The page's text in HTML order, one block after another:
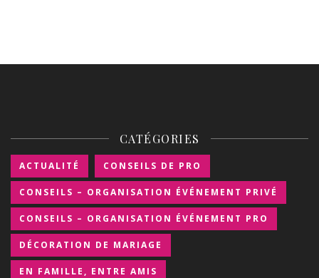
CATÉGORIES
ACTUALITÉ CONSEILS DE PRO
CONSEILS – ORGANISATION ÉVÉNEMENT PRIVÉ
CONSEILS – ORGANISATION ÉVÉNEMENT PRO
DÉCORATION DE MARIAGE
EN FAMILLE, ENTRE AMIS